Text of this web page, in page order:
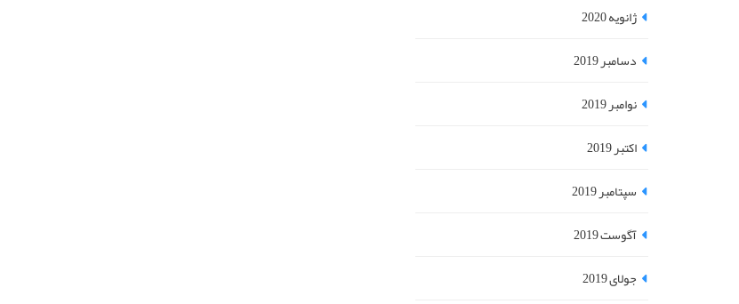
ژانویه 2020
دسامبر 2019
نوامبر 2019
اکتبر 2019
سپتامبر 2019
آگوست 2019
جولای 2019